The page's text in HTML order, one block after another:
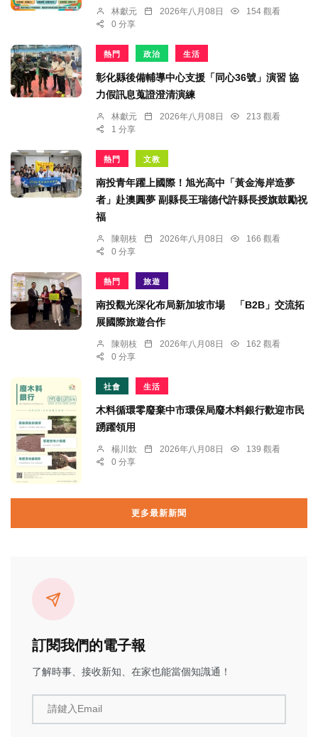
林獻元 2026年八月08日
154 觀看
0 分享
熱門 政治 生活
彰化縣後備輔導中心支援「同心36號」演習 協
力假訊息蒐證澄清演練
林獻元 2026年八月08日
213 觀看
1 分享
熱門 文教
南投青年躍上國際！旭光高中「黃金海岸造夢
者」赴澳圓夢 副縣長王瑞德代許縣長授旗鼓勵祝
福
陳朝枝 2026年八月08日
166 觀看
0 分享
熱門 旅遊
南投觀光深化布局新加坡市場 「B2B」交流拓
展國際旅遊合作
陳朝枝 2026年八月08日
162 觀看
0 分享
社會 生活
木料循環零廢棄中市環保局廢木料銀行歡迎市民
踴躍領用
楊川欽 2026年八月08日
139 觀看
0 分享
更多最新新聞
訂閱我們的電子報
了解時事、接收新知、在家也能當個知識通！
請鍵入Email